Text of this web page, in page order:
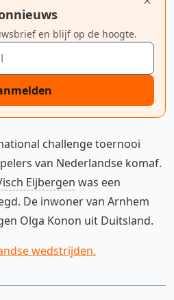
en blijf op de hoogte.
challenge toernooi
van Nederlandse komaf.
Eijbergen was een
De inwoner van Arnhem
Olga Konon uit Duitsland.
wedstrijden.